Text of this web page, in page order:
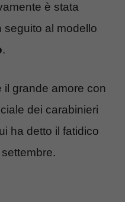
è stata
seguito al modello
.
il grande amore con
dei carabinieri
ha detto il fatidico